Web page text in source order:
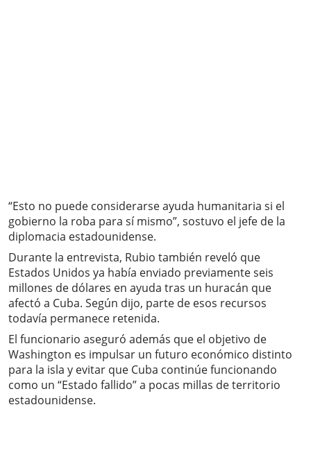
“Esto no puede considerarse ayuda humanitaria si el
gobierno la roba para sí mismo”, sostuvo el jefe de la
diplomacia estadounidense.
Durante la entrevista, Rubio también reveló que
Estados Unidos ya había enviado previamente seis
millones de dólares en ayuda tras un huracán que
afectó a Cuba. Según dijo, parte de esos recursos
todavía permanece retenida.
El funcionario aseguró además que el objetivo de
Washington es impulsar un futuro económico distinto
para la isla y evitar que Cuba continúe funcionando
como un “Estado fallido” a pocas millas de territorio
estadounidense.